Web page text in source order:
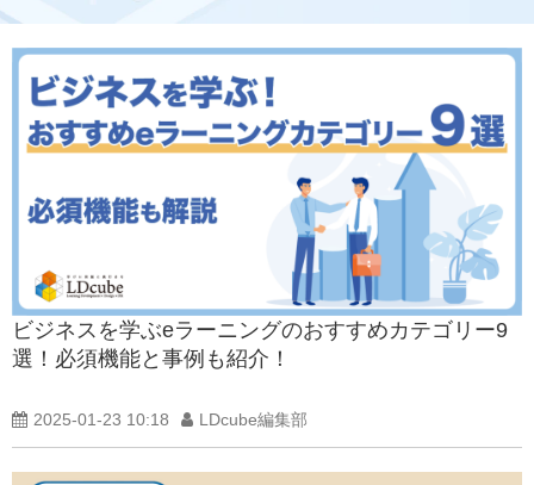
ビジネスを学ぶeラーニングのおすすめカテゴリー9
選！必須機能と事例も紹介！
2025-01-23 10:18 LDcube編集部